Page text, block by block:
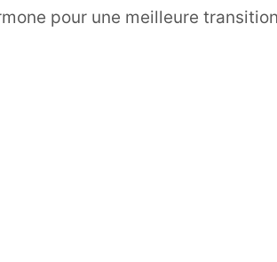
pour une meilleure